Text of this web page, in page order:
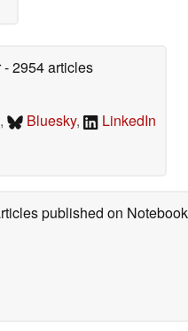
- 2954 articles
, Bluesky, LinkedIn
published on